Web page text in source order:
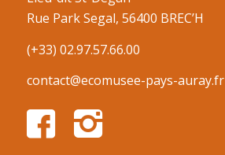
Rue Park Segal, 56400 BREC’H
(+33) 02.97.57.66.00
contact@ecomusee-pays-auray.fr